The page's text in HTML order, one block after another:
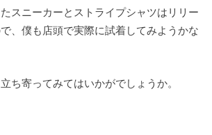
スニーカーとストライプシャツはリリー
、僕も店頭で実際に試着してみようかな
ち寄ってみてはいかがでしょうか。